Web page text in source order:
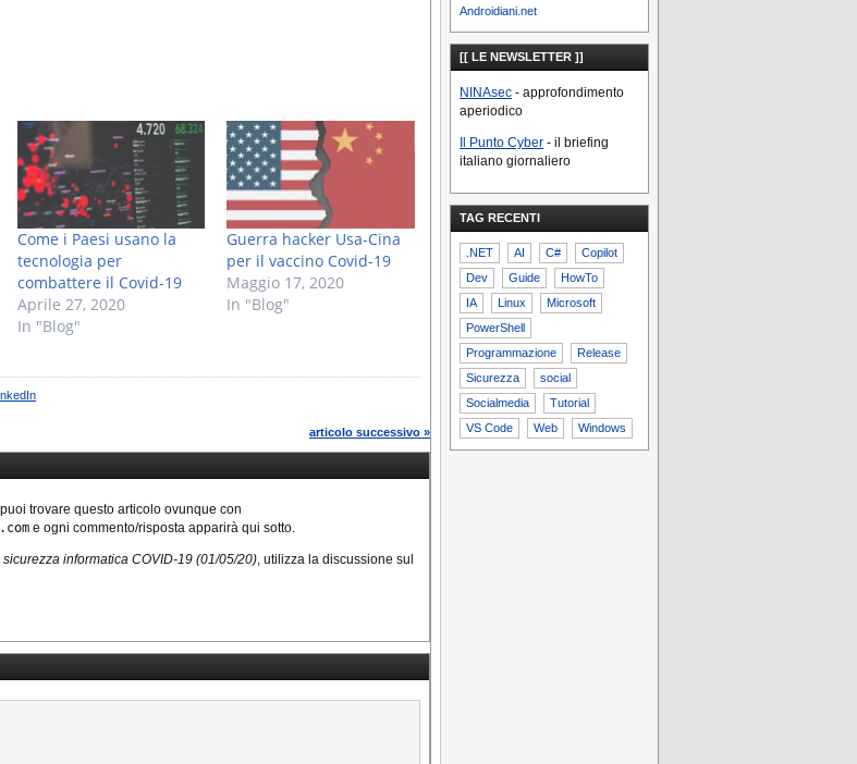
Come i Paesi usano la
tecnologia per
combattere il Covid-19
Aprile 27, 2020
In "Blog"
Guerra hacker Usa-Cina
per il vaccino Covid-19
Maggio 17, 2020
In "Blog"
articolo successivo »
trovare questo articolo ovunque con
e ogni commento/risposta apparirà qui sotto.
sicurezza informatica COVID-19 (01/05/20), utilizza la discussione sul
Androidiani.net
[[ LE NEWSLETTER ]]
NINAsec - approfondimento
aperiodico
Il Punto Cyber - il briefing
italiano giornaliero
TAG RECENTI
.NET AI C#
Copilot
Dev
Guide
HowTo
IA
Linux
Microsoft
PowerShell
Programmazione
Release
Sicurezza
social
Socialmedia
Tutorial
VS Code
Web Windows